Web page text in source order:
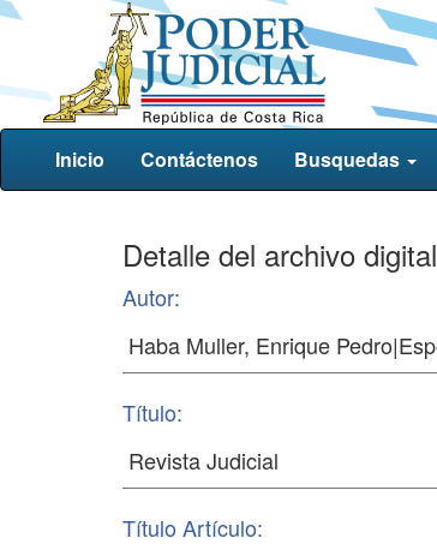
Inicio Contáctenos Busquedas
Detalle del archivo digital
Autor:
Título:
Título Artículo: